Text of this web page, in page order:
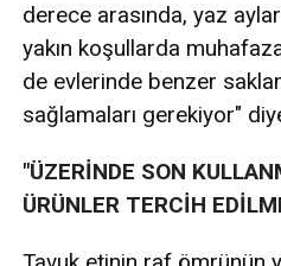
derece arasında, yaz
yakın koşullarda
de evlerinde benzer
sağlamaları gerekiyor"
"ÜZERİNDE SON
ÜRÜNLER TERCİH